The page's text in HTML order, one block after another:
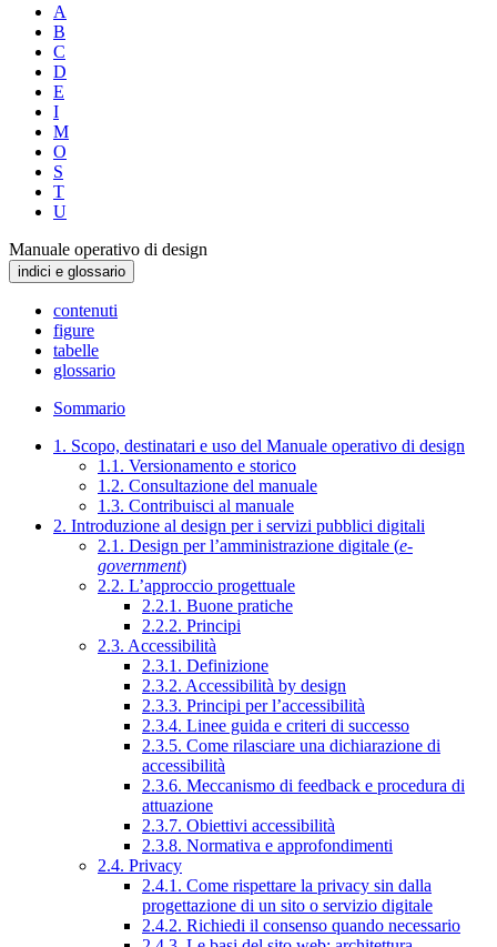
A
B
C
D
E
I
M
O
S
T
U
Manuale operativo di design
indici e glossario
contenuti
figure
tabelle
glossario
Sommario
1. Scopo, destinatari e uso del Manuale operativo di design
1.1. Versionamento e storico
1.2. Consultazione del manuale
1.3. Contribuisci al manuale
2. Introduzione al design per i servizi pubblici digitali
2.1. Design per l’amministrazione digitale (e-
government)
2.2. L’approccio progettuale
2.2.1. Buone pratiche
2.2.2. Principi
2.3. Accessibilità
2.3.1. Definizione
2.3.2. Accessibilità by design
2.3.3. Principi per l’accessibilità
2.3.4. Linee guida e criteri di successo
2.3.5. Come rilasciare una dichiarazione di
accessibilità
2.3.6. Meccanismo di feedback e procedura di
attuazione
2.3.7. Obiettivi accessibilità
2.3.8. Normativa e approfondimenti
2.4. Privacy
2.4.1. Come rispettare la privacy sin dalla
progettazione di un sito o servizio digitale
2.4.2. Richiedi il consenso quando necessario